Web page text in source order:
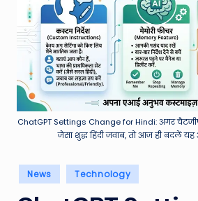
a
h
er
,
e
c
ChatGPT Settings Change for Hindi: अगर
जैसा शुद्ध हिंदी जवाब, तो आज ही बदलें
Posted
in
News Technology